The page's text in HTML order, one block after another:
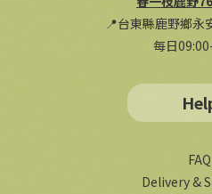
📍台東縣鹿野鄉永
每日
FAQ
Delivery &